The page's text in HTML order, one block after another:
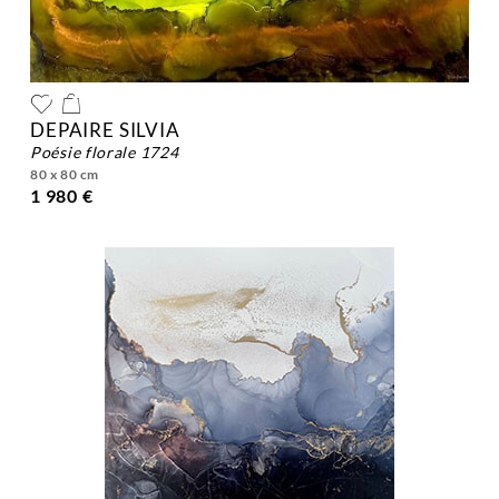
DEPAIRE SILVIA
poésie florale 1724
80 x 80 cm
1 980 €